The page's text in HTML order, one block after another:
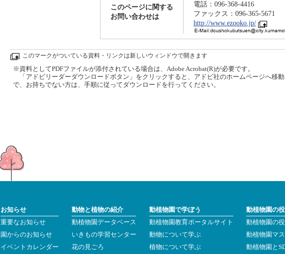
このページに関する
お問い合わせは
電話：096-368-4416
ファックス：096-365-5671
http://www.ezooko.jp/
このマークがついている資料・リンクは新しいウィンドウで開きます
※資料としてPDFファイルが添付されている場合は、Adobe Acrobat(R)が必要です。
「アドビリーダーダウンロードボタン」をクリックすると、アドビ社のホームページへ移
で、お持ちでない方は、手順に従ってダウンロードを行ってください。
お知らせ
重要なお知らせ
園からのお知らせ
イベントカレンダー
動物と植物の紹介
動植物園データベース
いきもの学習センター
花の見ごろ
動植物園で学ぼう
動植物園教育ポータルサイト
動物について学ぶ
植物について学ぶ
動植物園の
動植物園の
動植物園マ
動植物園と